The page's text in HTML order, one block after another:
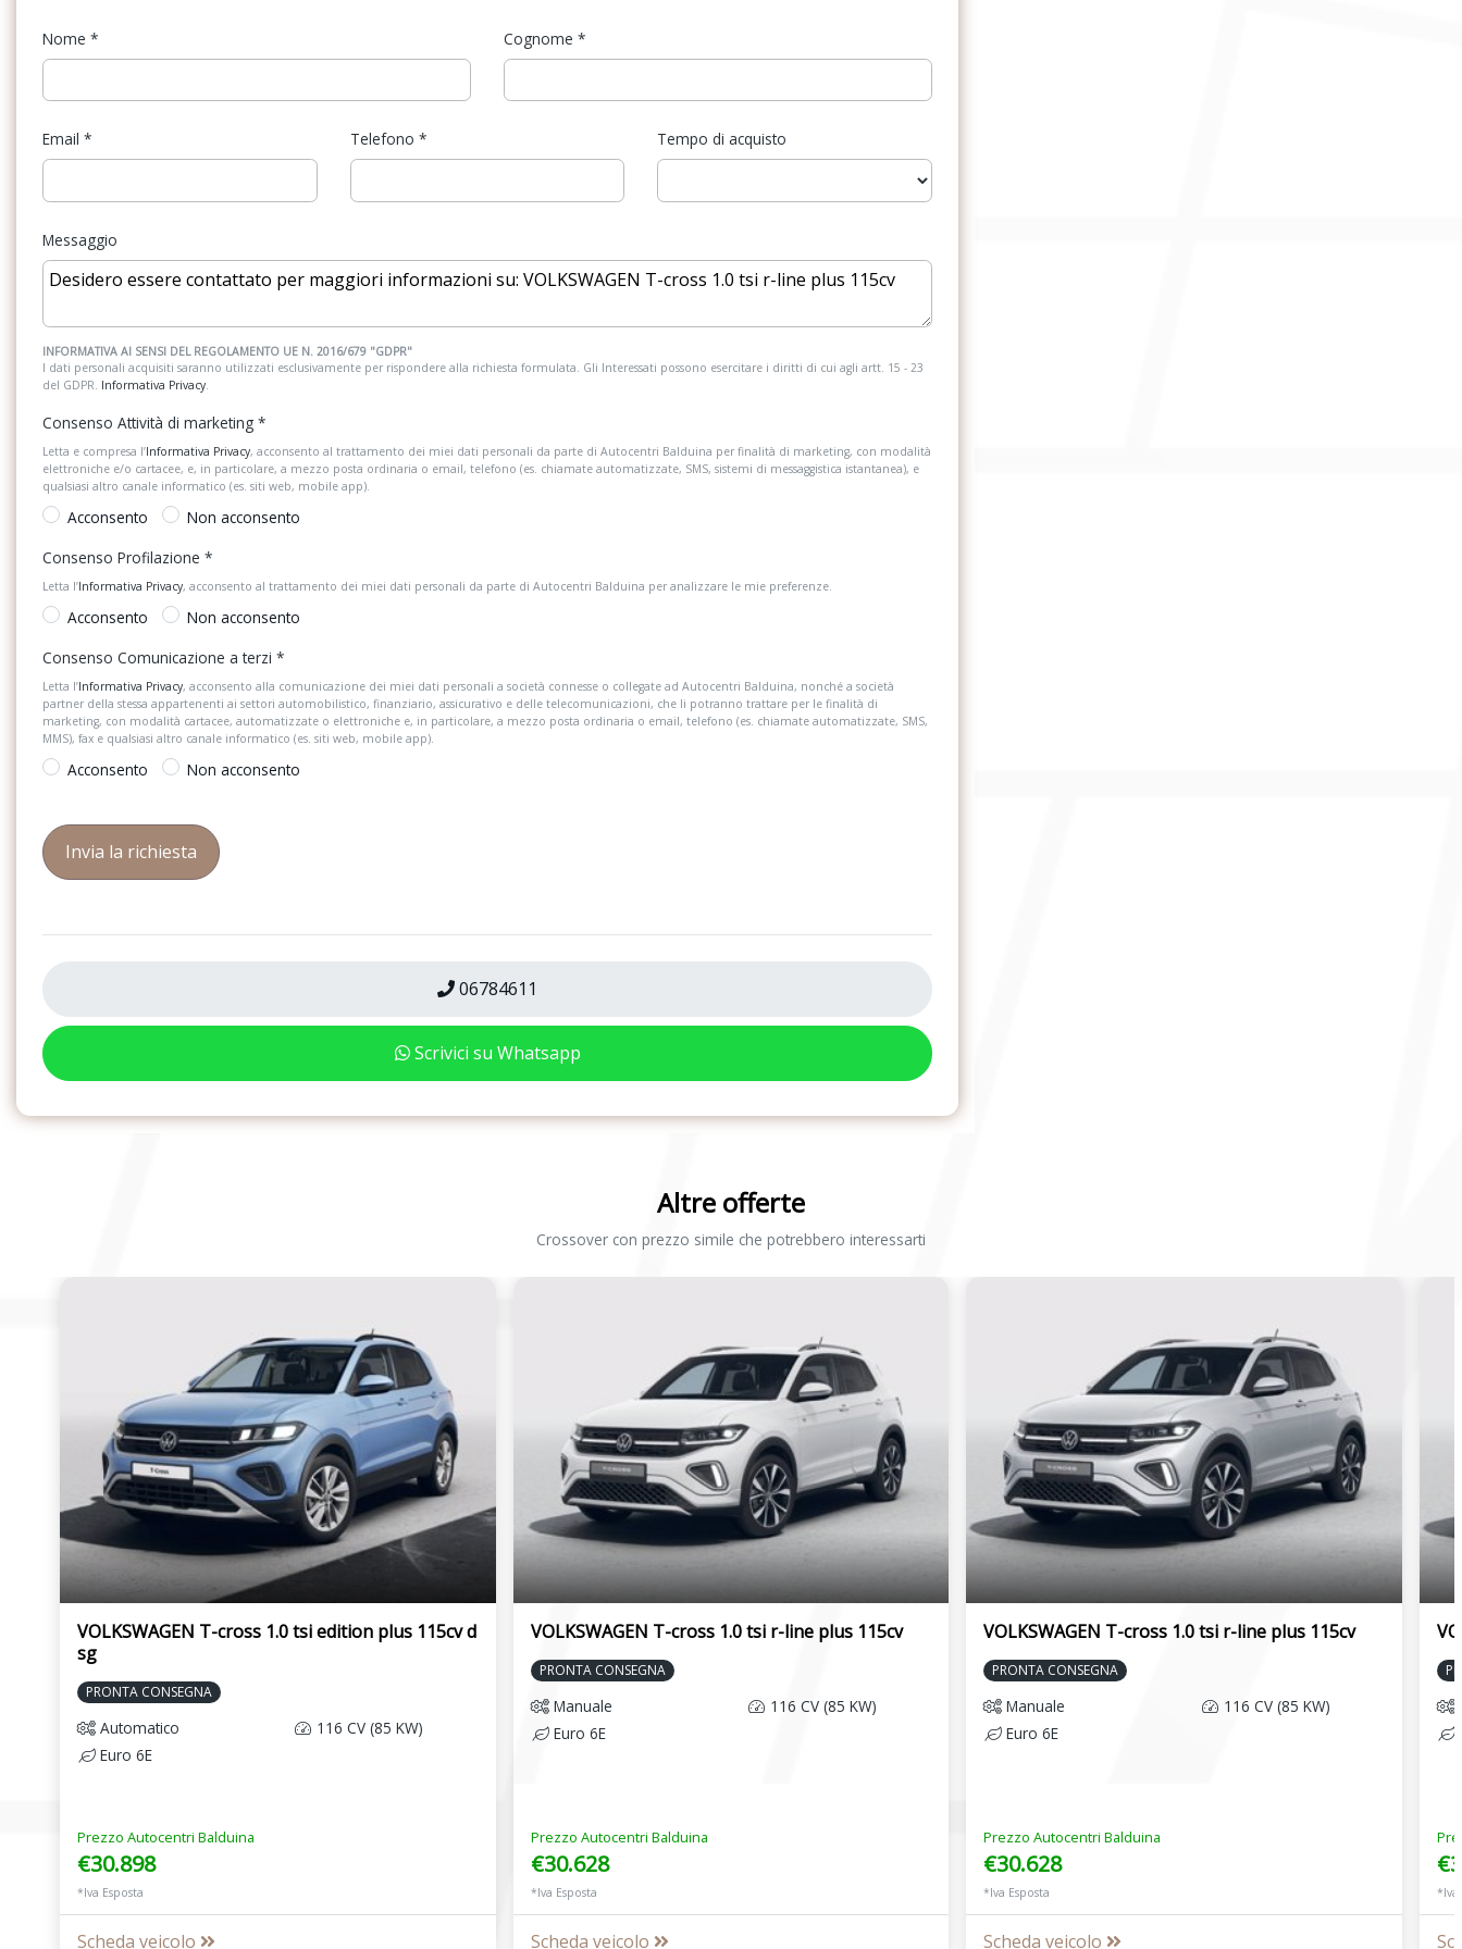
Sistema di ricarica wireless per
smartphone
Sistema di riconoscimento stanchezza
Specchietti retrovisori elettrici e riscaldabili
Spoiler Start & Stop
Strumentazione digitale con display
Volante regolabile
Nome * Cognome *
Email * Telefono * Tempo di acquisto
Messaggio
INFORMATIVA AI SENSI DEL REGOLAMENTO UE N. 2016/679 "GDPR"
I dati personali acquisiti saranno utilizzati esclusivamente per rispondere alla richiesta formulata. Gli Interessati possono esercitare i diritti di cui agli artt. 15 - 23
del GDPR. Informativa Privacy.
Consenso Attività di marketing *
Letta e compresa l’Informativa Privacy, acconsento al trattamento dei miei dati personali da parte di Autocentri Balduina per finalità di marketing, con modalità
elettroniche e/o cartacee, e, in particolare, a mezzo posta ordinaria o email, telefono (es. chiamate automatizzate, SMS, sistemi di messaggistica istantanea), e
qualsiasi altro canale informatico (es. siti web, mobile app).
Acconsento
Non acconsento
Consenso Profilazione *
Letta l’Informativa Privacy, acconsento al trattamento dei miei dati personali da parte di Autocentri Balduina per analizzare le mie preferenze.
Acconsento
Non acconsento
Consenso Comunicazione a terzi *
Letta l’Informativa Privacy, acconsento alla comunicazione dei miei dati personali a società connesse o collegate ad Autocentri Balduina, nonché a società
partner della stessa appartenenti ai settori automobilistico, finanziario, assicurativo e delle telecomunicazioni, che li potranno trattare per le finalità di
marketing, con modalità cartacee, automatizzate o elettroniche e, in particolare, a mezzo posta ordinaria o email, telefono (es. chiamate automatizzate, SMS,
MMS), fax e qualsiasi altro canale informatico (es. siti web, mobile app).
Acconsento Non acconsento
06784611
Scrivici su Whatsapp
Altre offerte
Crossover con prezzo simile che potrebbero interessarti
VOLKSWAGEN T-cross 1.0 tsi edition plus 115cv d
sg
PRONTA CONSEGNA
Automatico
116 CV (85 KW)
Euro 6E
Prezzo Autocentri Balduina
€30.898
*Iva Esposta
Scheda veicolo
VOLKSWAGEN T-cross 1.0 tsi r-line plus 115cv
PRONTA CONSEGNA
Manuale
116 CV (85 KW)
Euro 6E
Prezzo Autocentri Balduina
€30.628
*Iva Esposta
Scheda veicolo
VOLKSWAGEN T-cross 1.0 tsi r-line plus 115cv
PRONTA CONSEGNA
Manuale
116 CV (85 KW)
Euro 6E
Prezzo Autocentri Balduina
€30.628
*Iva Esposta
Scheda veicolo
*Iva